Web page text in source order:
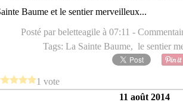
Posté par beletteagile à 07:11 -
Tags: La Sainte Baume, le sentier
1 vote
11 août 2014